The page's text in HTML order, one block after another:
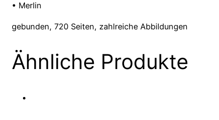
• Merlin
gebunden, 720 Seiten, zahlreiche Abbildungen
Ähnliche Produkte